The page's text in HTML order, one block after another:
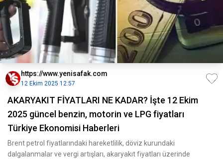
https://www.yenisafak.com
12 Ekim 2025 12:57
AKARYAKIT FİYATLARI NE KADAR? İşte 12 Ekim
2025 güncel benzin, motorin ve LPG fiyatları
Türkiye Ekonomisi Haberleri
Brent petrol fiyatlarındaki hareketlilik, döviz kurundaki
dalgalanmalar ve vergi artışları, akaryakıt fiyatları üzerinde